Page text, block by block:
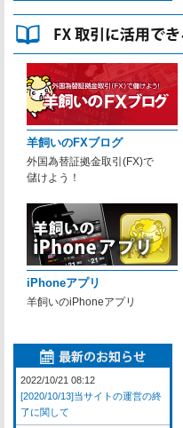
羊飼いのFXブログ
外国為替証拠金取引(FX)で
儲けよう！
iPhoneアプリ
羊飼いのiPhoneアプリ
2022/10/21 08:12
[2020/10/13]当サイトの運営の終
了に関して